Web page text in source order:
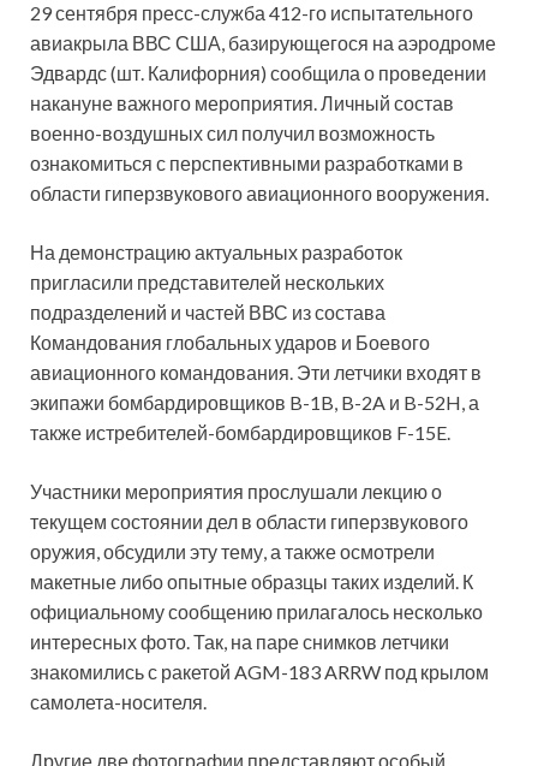
29 сентября пресс-служба 412-го испытательного
авиакрыла ВВС США, базирующегося на аэродроме
Эдвардс (шт. Калифорния) сообщила о проведении
накануне важного мероприятия. Личный состав
военно-воздушных сил получил возможность
ознакомиться с перспективными разработками в
области гиперзвукового авиационного вооружения.
На демонстрацию актуальных разработок
пригласили представителей нескольких
подразделений и частей ВВС из состава
Командования глобальных ударов и Боевого
авиационного командования. Эти летчики входят в
экипажи бомбардировщиков B-1B, B-2A и B-52H, а
также истребителей-бомбардировщиков F-15E.
Участники мероприятия прослушали лекцию о
текущем состоянии дел в области гиперзвукового
оружия, обсудили эту тему, а также осмотрели
макетные либо опытные образцы таких изделий. К
официальному сообщению прилагалось несколько
интересных фото. Так, на паре снимков летчики
знакомились с ракетой AGM-183 ARRW под крылом
самолета-носителя.
Другие две фотографии представляют особый